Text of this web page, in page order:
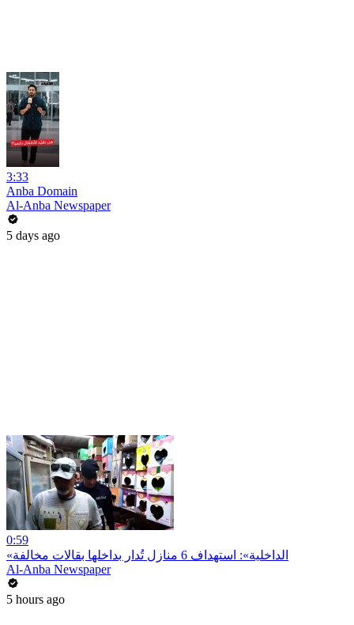
3:33
Anba Domain
Al-Anba Newspaper
5 days ago
0:59
«الداخلية»: استهداف 6 منازل تُدار بداخلها بقالات مخالفة
Al-Anba Newspaper
5 hours ago